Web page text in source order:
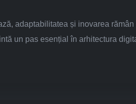
adaptabilitatea și inovarea
un pas esențial în arhitectura